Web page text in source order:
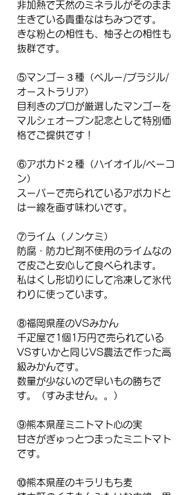
非加熱で天然のミネラルがそのまま
生きている貴重なはちみつです。
きな粉との相性も、柚子との相性も
抜群です。
⑤マンゴー３種（ペルー/ブラジル/
オーストラリア）
目利きのプロが厳選したマンゴーを
マルシェオープン記念として特別価
格でご提供です！
⑥アボカド２種（ハイオイル/ベーコ
ン）
スーパーで売られているアボカドと
は一線を画す味わいです。
⑦ライム（ノンケミ）
防腐・防カビ剤不使用のライムなの
で皮ごと安心して食べられます。
私はくし形切りにして冷凍して氷代
わりに使っています。
⑧福岡県産のVSみかん
千疋屋で1個1万円で売られている
VSすいかと同じVS農法で作った高
級みかんです。
数量が少ないので早いもの勝ちで
す。（すみません。。）
⑨熊本県産ミニトマト心の実
甘さがぎゅっとつまったミニトマト
です。
⑩熊本県産のキラリもち麦